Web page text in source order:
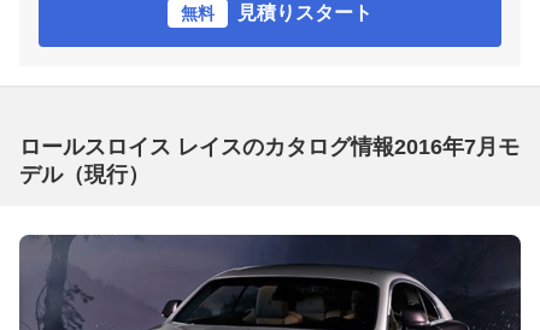
無料 見積りスタート
ロールスロイス レイスのカタログ情報2016年7月モ
デル（現行）